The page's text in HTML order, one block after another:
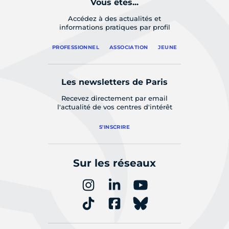
Vous êtes...
Accédez à des actualités et
informations pratiques par profil
PROFESSIONNEL ASSOCIATION JEUNE
Les newsletters de Paris
Recevez directement par email
l'actualité de vos centres d'intérêt
S'INSCRIRE
Sur les réseaux